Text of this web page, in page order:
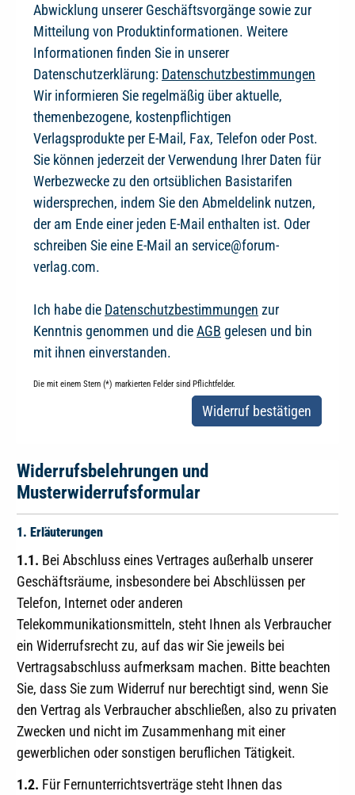
Abwicklung unserer Geschäftsvorgänge sowie zur
Mitteilung von Produktinformationen. Weitere
Informationen finden Sie in unserer
Datenschutzerklärung: Datenschutzbestimmungen
Wir informieren Sie regelmäßig über aktuelle,
themenbezogene, kostenpflichtigen
Verlagsprodukte per E-Mail, Fax, Telefon oder Post.
Sie können jederzeit der Verwendung Ihrer Daten für
Werbezwecke zu den ortsüblichen Basistarifen
widersprechen, indem Sie den Abmeldelink nutzen,
der am Ende einer jeden E-Mail enthalten ist. Oder
schreiben Sie eine E-Mail an service@forum-
verlag.com.
Ich habe die Datenschutzbestimmungen zur
Kenntnis genommen und dieAGB gelesen und bin
mit ihnen einverstanden.
Die mit einem Stern (*) markierten Felder sind Pflichtfelder.
Widerruf bestätigen
Widerrufsbelehrungen und
Musterwiderrufsformular
1. Erläuterungen
1.1. Bei Abschluss eines Vertrages außerhalb unserer
Geschäftsräume, insbesondere bei Abschlüssen per
Telefon, Internet oder anderen
Telekommunikationsmitteln, steht Ihnen als Verbraucher
ein Widerrufsrecht zu, auf das wir Sie jeweils bei
Vertragsabschluss aufmerksam machen. Bitte beachten
Sie, dass Sie zum Widerruf nur berechtigt sind, wenn Sie
den Vertrag als Verbraucher abschließen, also zu privaten
Zwecken und nicht im Zusammenhang mit einer
gewerblichen oder sonstigen beruflichen Tätigkeit.
1.2. Für Fernunterrichtsverträge steht Ihnen das